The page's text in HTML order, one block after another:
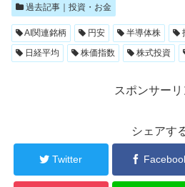
過去記事｜投資・お金
AI関連銘柄 円安 半導体株
日経平均
株価指数 株式投資
スポンサーリ
シェアす
Twitter